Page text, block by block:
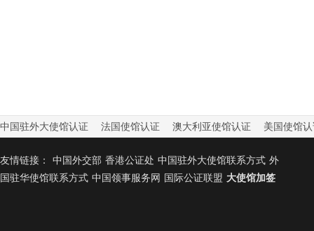
中国驻外大使馆认证 法国使馆认证 澳大利亚使馆认证 美国使馆
友情链接： 中国外交部 香港公证处 中国驻外大使馆联系方式 外
国驻华使馆联系方式 中国领事服务网 国际公证联盟 大使馆加签